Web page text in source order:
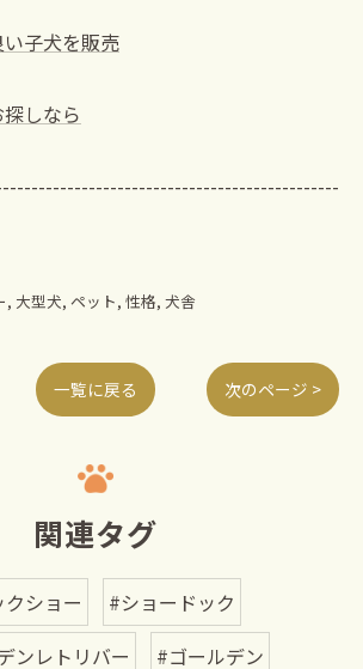
子犬を販売
しなら
大型犬 ペット 性格 犬舎
一覧に戻る 次のページ >
関連タグ
ショー
#ショードック
ンレトリバー
#ゴールデン